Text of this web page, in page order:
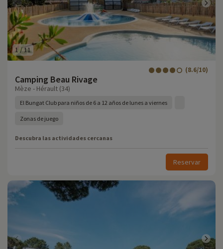
1 /11
Camping Beau Rivage
(8.6/10)
Mèze - Hérault (34)
El Bungat Club para niños de 6 a 12 años de lunes a viernes
Zonas de juego
Descubra las actividades cercanas
Reservar